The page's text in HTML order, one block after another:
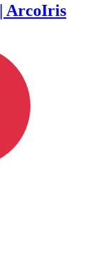
ArcoIris